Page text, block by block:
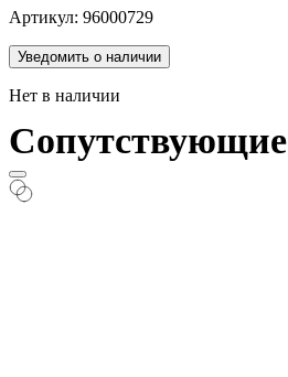
Артикул: 96000729
Уведомить о наличии
Нет в наличии
Сопутствующие